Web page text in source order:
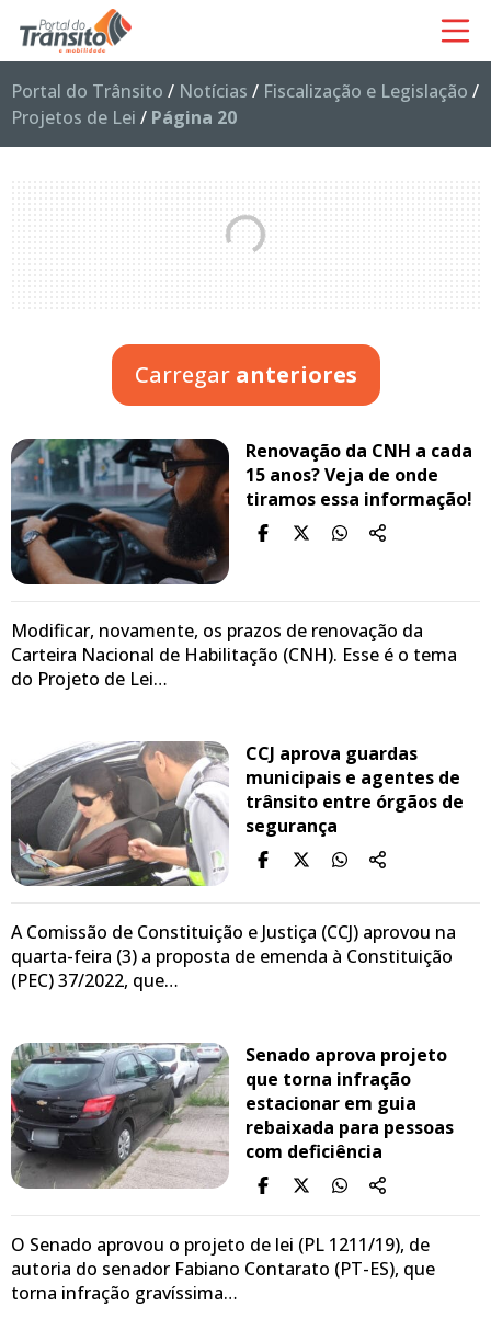
Portal do Trânsito / Notícias / Fiscalização e Legislação /
Projetos de Lei / Página 20
Carregar anteriores
Renovação da CNH a cada
15 anos? Veja de onde
tiramos essa informação!
Modificar, novamente, os prazos de renovação da
Carteira Nacional de Habilitação (CNH). Esse é o tema
do Projeto de Lei…
CCJ aprova guardas
municipais e agentes de
trânsito entre órgãos de
segurança
A Comissão de Constituição e Justiça (CCJ) aprovou na
quarta-feira (3) a proposta de emenda à Constituição
(PEC) 37/2022, que…
Senado aprova projeto
que torna infração
estacionar em guia
rebaixada para pessoas
com deficiência
O Senado aprovou o projeto de lei (PL 1211/19), de
autoria do senador Fabiano Contarato (PT-ES), que
torna infração gravíssima…